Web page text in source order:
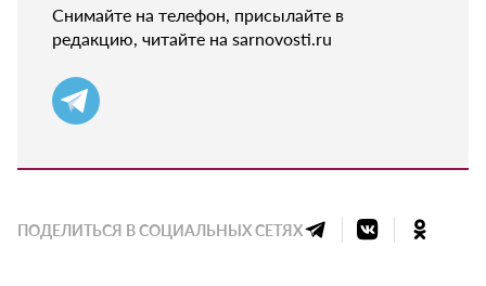
Снимайте на телефон, присылайте в
редакцию, читайте на sarnovosti.ru
ПОДЕЛИТЬСЯ В СОЦИАЛЬНЫХ СЕТЯХ